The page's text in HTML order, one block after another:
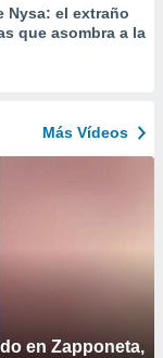
Nysa: el extraño
que asombra a la
Más Vídeos
en Zapponeta,